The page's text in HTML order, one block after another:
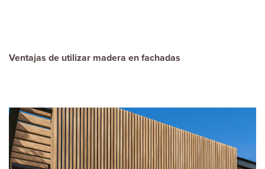
Ventajas de utilizar madera en fachadas